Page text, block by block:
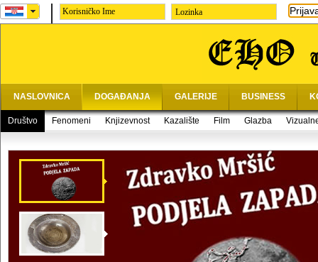
Lozinka
NASLOVNICA DOGAĐANJA GALERIJE BUSINESS
Društvo Fenomeni Knjizevnost Kazalište Film Glazba